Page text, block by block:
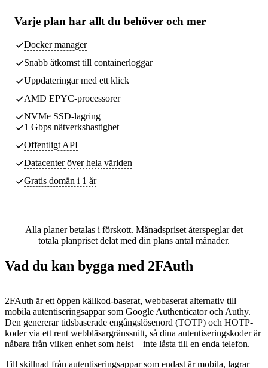
Varje plan har allt du behöver och mer
Docker manager
Snabb åtkomst till containerloggar
Uppdateringar med ett klick
AMD EPYC-processorer
NVMe SSD-lagring
1 Gbps nätverkshastighet
Offentligt API
Datacenteröver hela världen
Gratis domän i 1 år
Alla planer betalas i förskott. Månadspriset återspeglar det
totala planpriset delat med din plans antal månader.
Vad du kan bygga med 2FAuth
2FAuth är ett öppen källkod-baserat, webbaserat alternativ till
mobila autentiseringsappar som Google Authenticator och Authy.
Den genererar tidsbaserade engångslösenord (TOTP) och HOTP-
koder via ett rent webbläsargränssnitt, så dina autentiseringskoder är
nåbara från vilken enhet som helst – inte låsta till en enda telefon.
Till skillnad från autentiseringsappar som endast är mobila, lagrar